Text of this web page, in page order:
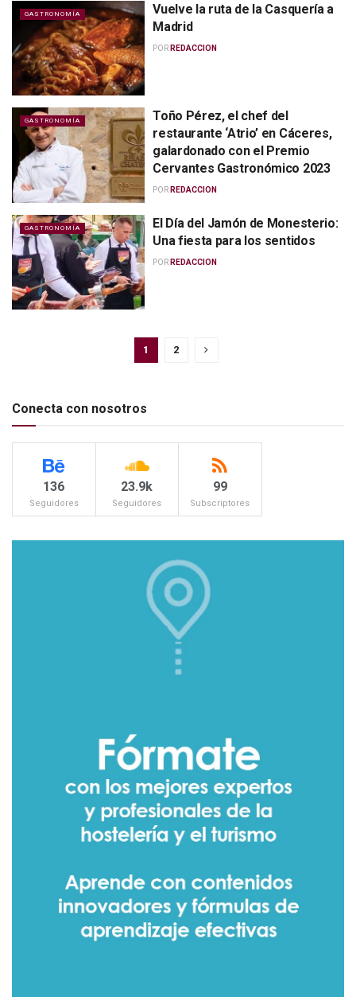
GASTRONOMÍA
Vuelve la ruta de la Casquería a
Madrid
POR REDACCION
GASTRONOMÍA
Toño Pérez, el chef del
restaurante ‘Atrio’ en Cáceres,
galardonado con el Premio
Cervantes Gastronómico 2023
POR REDACCION
GASTRONOMÍA
El Día del Jamón de Monesterio:
Una fiesta para los sentidos
POR REDACCION
1 2
Conecta con nosotros
136
Seguidores
23.9k
Seguidores
99
Subscriptores